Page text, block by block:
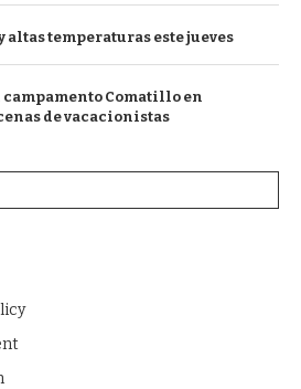
temperaturas este jueves
Comatillo en
de vacacionistas